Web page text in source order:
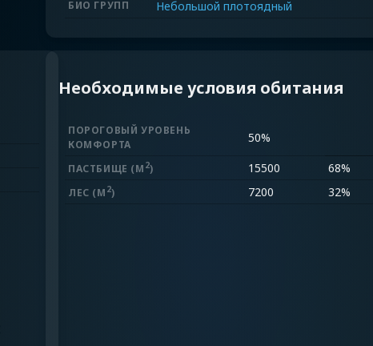
БИО ГРУПП Небольшой плотоядный
Необходимые условия обитания
ПОРОГОВЫЙ УРОВЕНЬ
КОМФОРТА
50%
ПАСТБИЩЕ (M 2) 15500 68%
ЛЕС (M 2) 7200 32%